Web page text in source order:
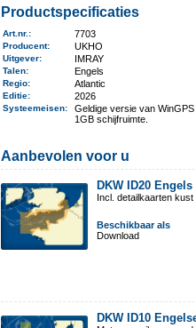
Productspecificaties
Art.nr. : 7703
Producent: UKHO
Uitgever: IMRAY
Talen: Engels
Regio: Atlantic
Editie: 2026
Systeemeisen:
Geldige versie van
1GB schijfruimte.
Aanbevolen voor u
DKW ID20
Incl. detailkaarten
Beschikbaar als
Download
DKW ID10